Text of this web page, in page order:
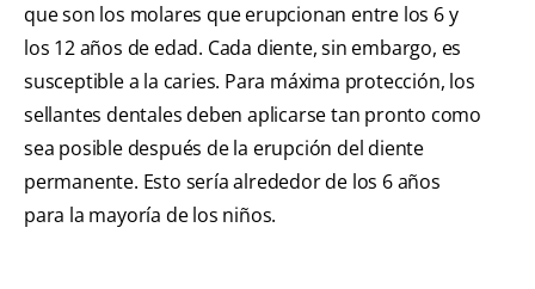
que son los molares que erupcionan entre los 6 y
los 12 años de edad. Cada diente, sin embargo, es
susceptible a la caries. Para máxima protección, los
sellantes dentales deben aplicarse tan pronto como
sea posible después de la erupción del diente
permanente. Esto sería alrededor de los 6 años
para la mayoría de los niños.